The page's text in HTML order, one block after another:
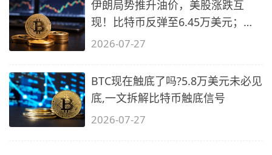
伊朗局势推升油价，美股涨跌互
现！比特币反弹至6.45万美元；以
太坊重回
2026-07-27
BTC现在触底了吗?5.8万美元未必见
底,一文拆解比特币触底信号
2026-07-27